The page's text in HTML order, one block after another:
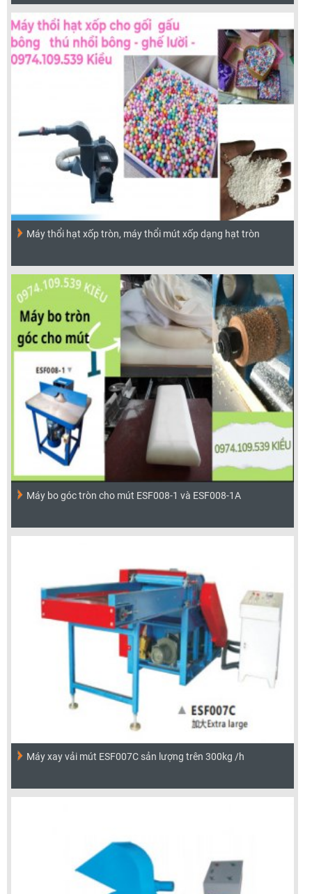
Máy thổi hạt xốp tròn, máy thổi mút xốp dạng hạt tròn
Máy bo góc tròn cho mút ESF008-1 và ESF008-1A
Máy xay vải mút ESF007C sản lượng trên 300kg /h